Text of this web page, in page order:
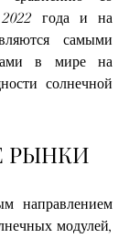
2022 года и на
самыми
в мире на
солнечной
РЫНКИ
направлением
модулей,